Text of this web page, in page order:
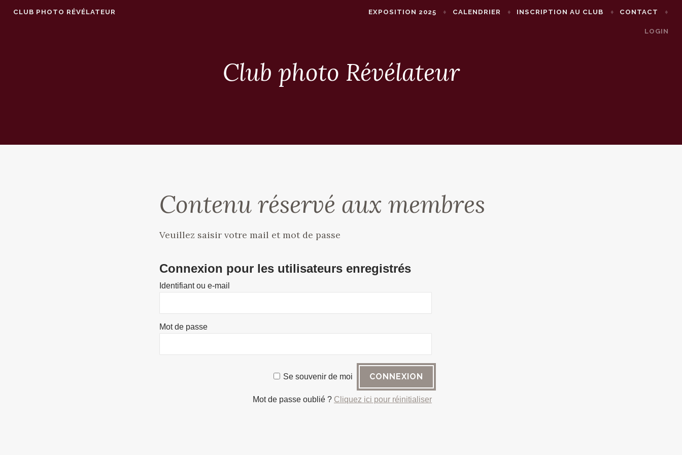
CLUB PHOTO RÉVÉLATEUR EXPOSITION 2025 CALENDRIER INSCRIPTION AU CLUB CONTACT
LOGIN
Club photo Révélateur
Contenu réservé aux membres
Veuillez saisir votre mail et mot de passe
Connexion pour les utilisateurs enregistrés
Identifiant ou e-mail
Mot de passe
Se souvenir de moi
Mot de passe oublié ? Cliquez ici pour réinitialiser